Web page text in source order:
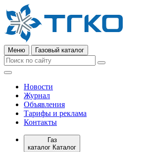
Меню Газовый каталог
Новости
Журнал
Объявления
Тарифы и реклама
Контакты
Газ
каталог Каталог